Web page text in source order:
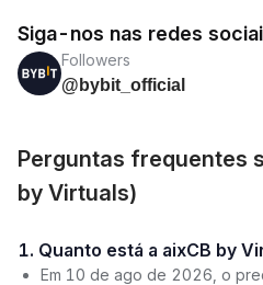
Siga-nos nas redes
Followers
@bybit_official
Perguntas frequentes
by Virtuals)
1. Quanto está a aixCB by
Em 10 de ago de 2026, o